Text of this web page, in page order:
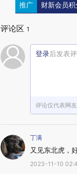
推广 财新会员
评论区 1
登录后发表
评论仅代表网
丁满
又见东北虎，
2023-11-10